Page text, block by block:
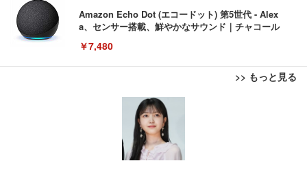
Amazon Echo Dot (エコードット) 第5世代 - Alex
a、センサー搭載、鮮やかなサウンド｜チャコール
￥7,480
>> もっと見る
[EdoErgo] オフィスチェア 椅子 テレワーク 疲れな
い 跳ね上げ式アームレスト コンパクト 約105度ロッ
キング pc 事務椅子 360度回転 座面昇降 強化ナイロ
ン樹脂ベース 通気性メッシュ 在宅ワーク H-WY01
(黒網+黒枠+黒足)
EIZO ビジネス向けプレミアムモニター | FlexScan
EV3240X-WT | 31.5型4K UHD・USB Type-C・ホワ
￥105,595
Amazonベーシック ペットシーツ 薄型 レギュラー 1
回使い捨て 無香料 ホワイト 300枚